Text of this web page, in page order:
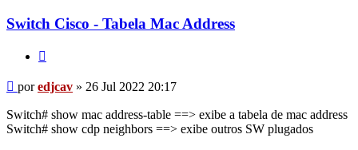
Switch Cisco - Tabela Mac Address
Mensagem
poredjcav » 26 Jul 2022 20:17
Switch# show mac address-table ==> exibe a tabela de mac address
Switch# show cdp neighbors ==> exibe outros SW plugados